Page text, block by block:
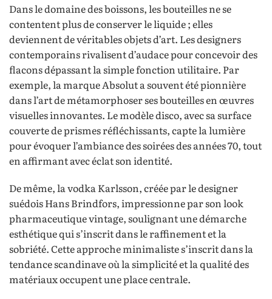
Dans le domaine des boissons, les bouteilles ne se
contentent plus de conserver le liquide ; elles
deviennent de véritables objets d’art. Les designers
contemporains rivalisent d’audace pour concevoir des
flacons dépassant la simple fonction utilitaire. Par
exemple, la marque Absolut a souvent été pionnière
dans l’art de métamorphoser ses bouteilles en œuvres
visuelles innovantes. Le modèle disco, avec sa surface
couverte de prismes réfléchissants, capte la lumière
pour évoquer l’ambiance des soirées des années 70, tout
en affirmant avec éclat son identité.
De même, la vodka Karlsson, créée par le designer
suédois Hans Brindfors, impressionne par son look
pharmaceutique vintage, soulignant une démarche
esthétique qui s’inscrit dans le raffinement et la
sobriété. Cette approche minimaliste s’inscrit dans la
tendance scandinave où la simplicité et la qualité des
matériaux occupent une place centrale.